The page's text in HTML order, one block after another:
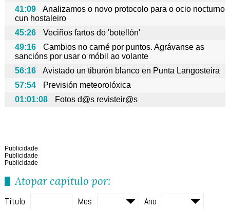
41:09
Analizamos o novo protocolo para o ocio nocturno
cun hostaleiro
45:26
Veciños fartos do 'botellón'
49:16
Cambios no carné por puntos. Agrávanse as
sancións por usar o móbil ao volante
56:16
Avistado un tiburón blanco en Punta Langosteira
57:54
Previsión meteorolóxica
01:01:08
Fotos d@s revisteir@s
Publicidade
Publicidade
Publicidade
Atopar capítulo por:
Título Mes Ano